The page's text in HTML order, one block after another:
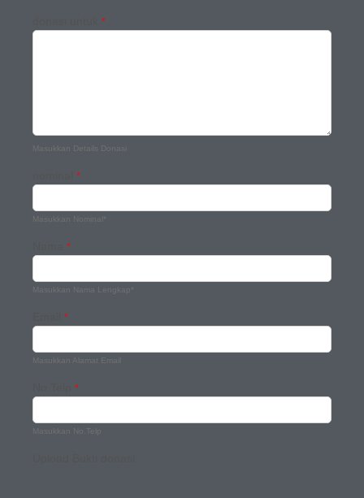
*
Masukkan Details Donasi
*
Masukkan Nominal*
*
Masukkan Nama Lengkap*
*
Masukkan Alamat Email
*
Masukkan No.Telp